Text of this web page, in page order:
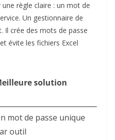
règle claire : un mot de
Un gestionnaire de
Il crée des mots de passe
évite les fichiers Excel
solution
mot de passe unique
outil